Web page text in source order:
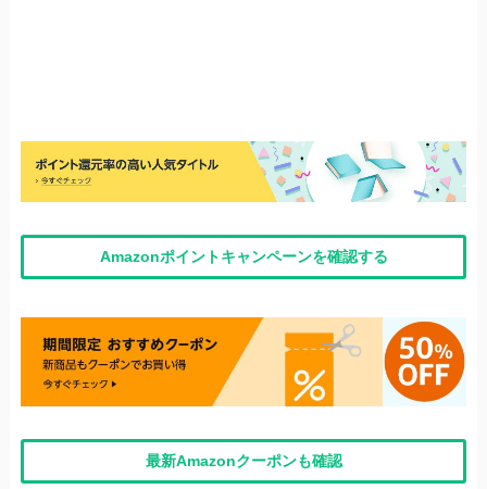
Amazonポイントキャンペーンを確認する
最新Amazonクーポンも確認